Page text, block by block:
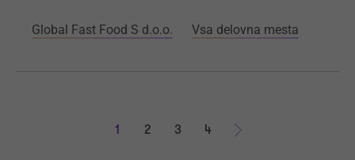
Global Fast Food S d.o.o. Vsa delovna mesta
1 2 3
4